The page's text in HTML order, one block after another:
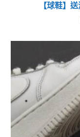
【球鞋】